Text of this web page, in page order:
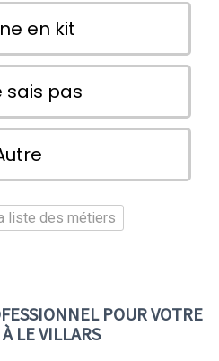
en kit
sais pas
liste des métiers
POUR VOTRE
LE VILLARS